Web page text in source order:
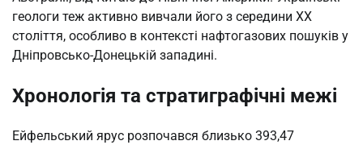
геологи теж активно вивчали його з середини XX
століття, особливо в контексті нафтогазових пошуків у
Дніпровсько-Донецькій западині.
Хронологія та стратиграфічні межі
Ейфельський ярус розпочався близько 393,47